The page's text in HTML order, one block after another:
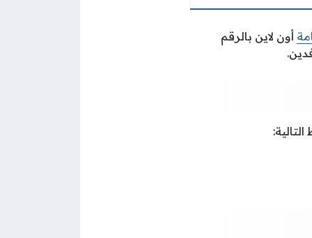
أون لاين بالرقم